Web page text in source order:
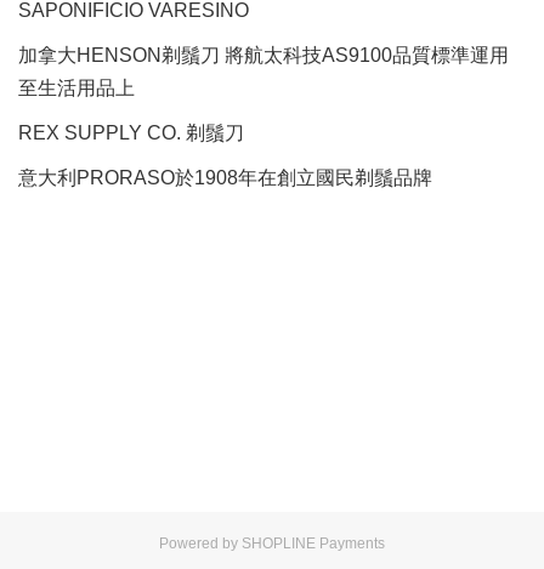
SAPONIFICIO VARESINO
加拿大HENSON剃鬚刀 將航太科技AS9100品質標準運用
至生活用品上
REX SUPPLY CO. 剃鬚刀
意大利PRORASO於1908年在創立國民剃鬚品牌
Powered by SHOPLINE Payments